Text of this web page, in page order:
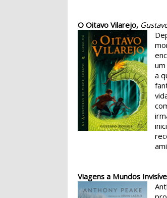
O Oitavo Vilarejo,
a
Viagens a Mundos